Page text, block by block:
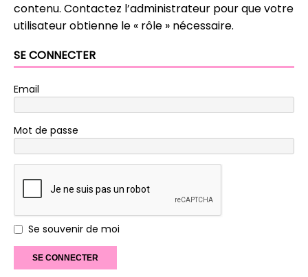
contenu. Contactez l’administrateur pour que votre
utilisateur obtienne le « rôle » nécessaire.
SE CONNECTER
Email
Mot de passe
Se souvenir de moi